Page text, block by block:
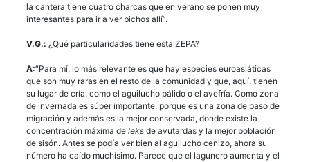
la cantera tiene cuatro charcas que en verano se ponen muy
interesantes para ir a ver bichos allí”.
V.G.: ¿Qué particularidades tiene esta ZEPA?
A:“Para mí, lo más relevante es que hay especies euroasiáticas
que son muy raras en el resto de la comunidad y que, aquí, tienen
su lugar de cría, como el aguilucho pálido o el avefría. Como zona
de invernada es súper importante, porque es una zona de paso de
migración y además es la mejor conservada, donde existe la
concentración máxima de leks de avutardas y la mejor población
de sisón. Antes se podía ver bien al aguilucho cenizo, ahora su
número ha caído muchísimo. Parece que el lagunero aumenta y el